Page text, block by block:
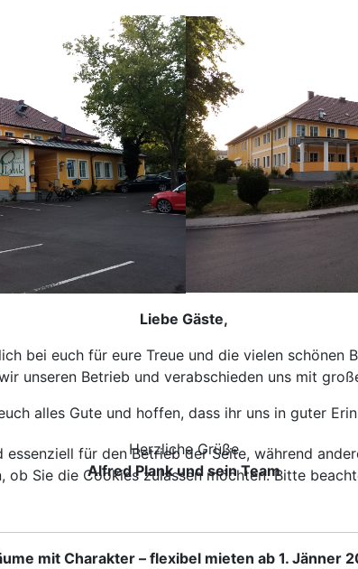
Liebe Gäste,
bei euch für eure Treue und die vielen schönen
unseren Betrieb und verabschieden uns mit
alles Gute und hoffen, dass ihr uns in guter
Herzliche Grüße
Alfred Plank und sein Team
mit Charakter – flexibel mieten ab 1. Jänner
für den Betrieb der Seite, während
Sie die Cookies zulassen möchten. Bitte